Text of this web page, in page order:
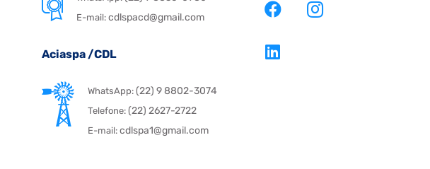
E-mail: cdlspacd@gmail.com
Aciaspa /CDL
WhatsApp:(22) 9 8802-3074
Telefone:(22) 2627-2722
E-mail:cdlspa1@gmail.com